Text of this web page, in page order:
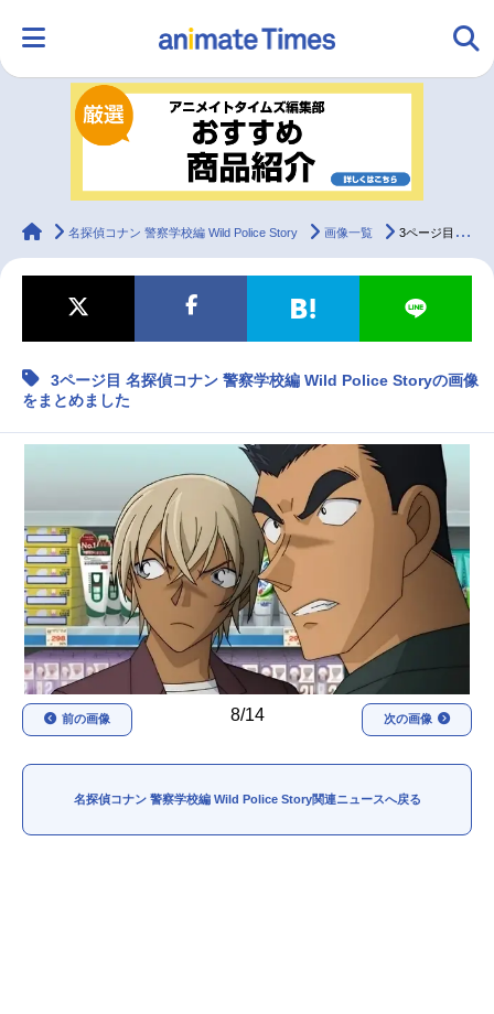
ランキング アニメ
ラジオ グッズ
マンガ・ラノベ ゲーム・アプリ 音楽 コスプレ
2.5次元 配信・Vtuber トレンド 無料マンガ
最新記事一覧
声優記事一覧
アニメ映画一覧 実写化映画一覧
今期アニメ曜日別一覧
春アニメ 夏アニメ
秋アニメ 冬アニメ
男性声優/女性声優一覧
animateTimes
名探偵コナン 警察学校編 Wild Police Story 画像一覧 3ページ目 名探偵コナン 警察学校編 Wild Police Storyの画像をまとめました
3ページ目 名探偵コナン 警察学校編 Wild Police Storyの画像
をまとめました
8/14
前の画像 次の画像
名探偵コナン 警察学校編 Wild Police Story関連ニュースへ戻る